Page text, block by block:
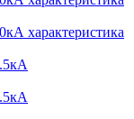
характеристика